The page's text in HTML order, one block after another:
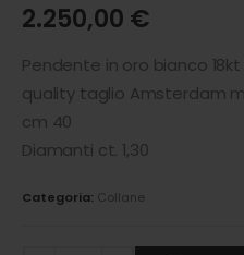
2.250,00 €
Pendente in oro bianco
quality taglio Amsterdam
cm 40
Diamanti ct. 1,30
Categoria: Collane